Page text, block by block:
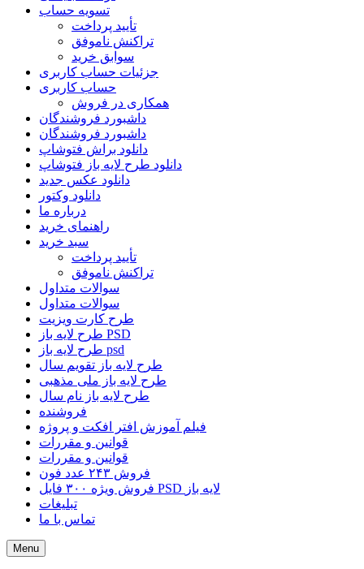
تسویه حساب
تأیید پرداخت
تراکنش ناموفق
سوابق خرید
جزئیات حساب کاربری
حساب کاربری
همکاری در فروش
داشبورد فروشندگان
داشبورد فروشندگان
دانلود براش فتوشاپ
دانلود طرح لایه باز فتوشاپ
دانلود عکس جدید
دانلود وکتور
درباره ما
راهنمای خرید
سبد خرید
تأیید پرداخت
تراکنش ناموفق
سوالات متداول
سوالات متداول
طرح کارت ویزیت
طرح لایه باز PSD
طرح لایه باز psd
طرح لایه باز تقویم سال
طرح لایه باز ملی مذهبی
طرح لایه باز نام سال
فروشنده
فیلم آموزش افتر افکت و پروژه
قوانین و مقررات
قوانین و مقررات
فروش ۲۴۳ عدد فون
فروش ویژه ۳۰۰ فایل PSD لایه باز
تبلیغات
تماس با ما
Menu